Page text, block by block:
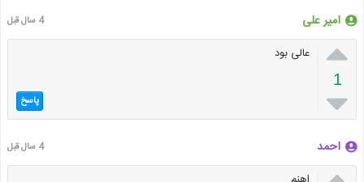
امیر علی 4 سال قبل

1

عالی بود
پاسخ
احمد 4 سال قبل